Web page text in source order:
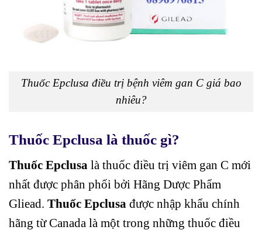
Thuốc Epclusa điều trị bệnh viêm gan C giá bao
nhiêu?
Thuốc Epclusa là thuốc gì?
Thuốc Epclusa là thuốc điều trị viêm gan C mới
nhất được phân phối bởi Hãng Dược Phẩm
Gliead. Thuốc Epclusa được nhập khẩu chính
hãng từ Canada là một trong những thuốc điều